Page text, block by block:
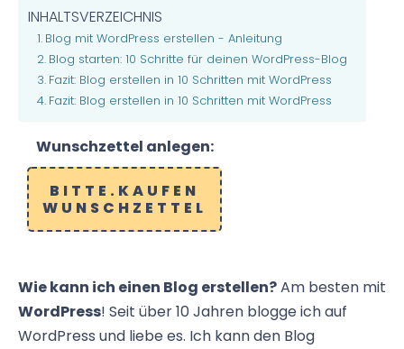
INHALTSVERZEICHNIS
Blog mit WordPress erstellen - Anleitung
Blog starten: 10 Schritte für deinen WordPress-Blog
Fazit: Blog erstellen in 10 Schritten mit WordPress
Fazit: Blog erstellen in 10 Schritten mit WordPress
Wunschzettel anlegen:
BITTE.KAUFEN
WUNSCHZETTEL
Wie kann ich einen Blog erstellen?Am besten mit
WordPress! Seit über 10 Jahren blogge ich auf
WordPress und liebe es. Ich kann den Blog